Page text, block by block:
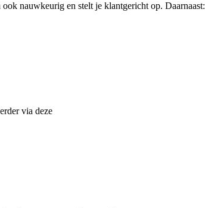
nauwkeurig en stelt je klantgericht op. Daarnaast:
via deze